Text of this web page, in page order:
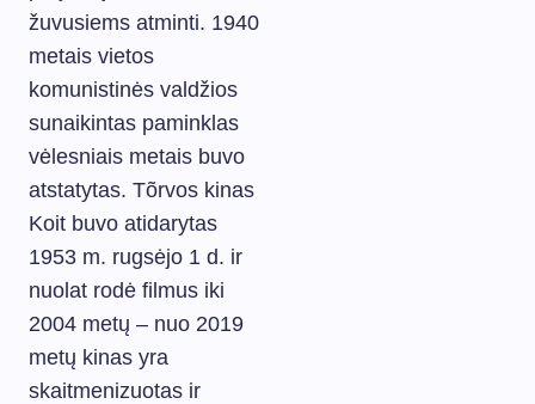
žuvusiems atminti. 1940
metais vietos
komunistinės valdžios
sunaikintas paminklas
vėlesniais metais buvo
atstatytas. Tõrvos kinas
Koit buvo atidarytas
1953 m. rugsėjo 1 d. ir
nuolat rodė filmus iki
2004 metų – nuo 2019
metų kinas yra
skaitmenizuotas ir